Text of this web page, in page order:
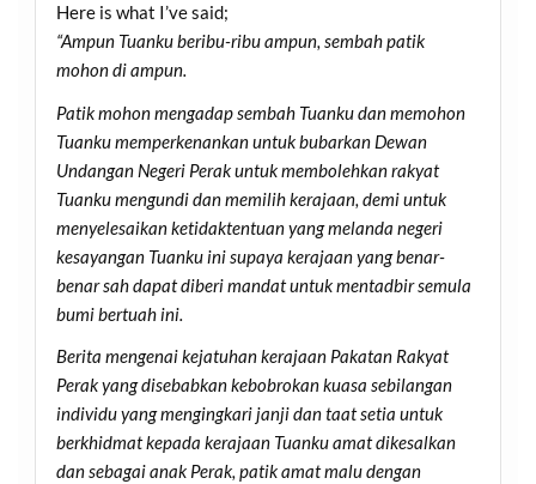
Here is what I’ve said;
“Ampun Tuanku beribu-ribu ampun, sembah patik
mohon di ampun.
Patik mohon mengadap sembah Tuanku dan memohon
Tuanku memperkenankan untuk bubarkan Dewan
Undangan Negeri Perak untuk membolehkan rakyat
Tuanku mengundi dan memilih kerajaan, demi untuk
menyelesaikan ketidaktentuan yang melanda negeri
kesayangan Tuanku ini supaya kerajaan yang benar-
benar sah dapat diberi mandat untuk mentadbir semula
bumi bertuah ini.
Berita mengenai kejatuhan kerajaan Pakatan Rakyat
Perak yang disebabkan kebobrokan kuasa sebilangan
individu yang mengingkari janji dan taat setia untuk
berkhidmat kepada kerajaan Tuanku amat dikesalkan
dan sebagai anak Perak, patik amat malu dengan